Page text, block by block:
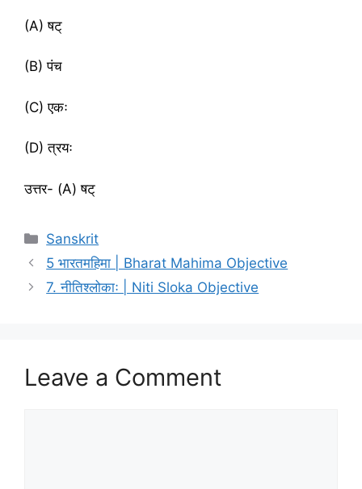
(A) षट्
(B) पंच
(C) एकः
(D) त्रयः
उत्तर- (A) षट्
Categories
Sanskrit
5 भारतमहिमा | Bharat Mahima Objective
7. नीतिश्लोकाः | Niti Sloka Objective
Leave a Comment